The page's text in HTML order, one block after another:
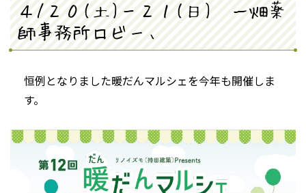
４/２０(土)－２１(日) 一畑薬
師事務所ロビー、
恒例となりました暖だんマルシェを今年も開催しま
す。